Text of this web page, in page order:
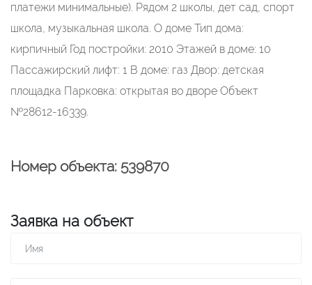
платежи минимальные). Рядом 2 школы, дет сад, спорт
школа, музыкальная школа. О доме Тип дома:
кирпичный Год постройки: 2010 Этажей в доме: 10
Пассажирский лифт: 1 В доме: газ Двор: детская
площадка Парковка: открытая во дворе Объект
№28612-16339.
Номер объекта: 539870
Заявка на объект